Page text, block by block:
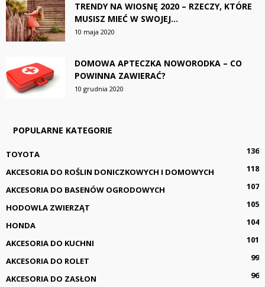
TRENDY NA WIOSNĘ 2020 – RZECZY, KTÓRE
MUSISZ MIEĆ W SWOJEJ...
10 maja 2020
DOMOWA APTECZKA NOWORODKA – CO
POWINNA ZAWIERAĆ?
10 grudnia 2020
POPULARNE KATEGORIE
TOYOTA
136
AKCESORIA DO ROŚLIN DONICZKOWYCH I DOMOWYCH
118
AKCESORIA DO BASENÓW OGRODOWYCH
107
HODOWLA ZWIERZĄT
105
HONDA
104
AKCESORIA DO KUCHNI
101
AKCESORIA DO ROLET
99
AKCESORIA DO ZASŁON
96